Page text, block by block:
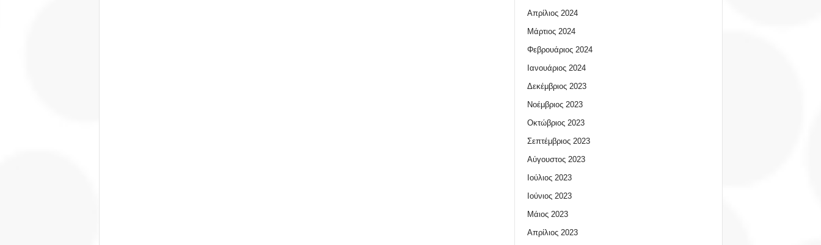
Απρίλιος 2024
Μάρτιος 2024
Φεβρουάριος 2024
Ιανουάριος 2024
Δεκέμβριος 2023
Νοέμβριος 2023
Οκτώβριος 2023
Σεπτέμβριος 2023
Αύγουστος 2023
Ιούλιος 2023
Ιούνιος 2023
Μάιος 2023
Απρίλιος 2023